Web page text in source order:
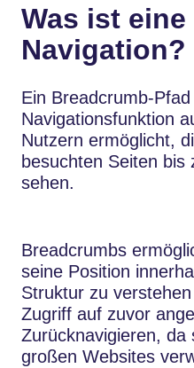
Was ist
Navigation?
Ein Breadcrumb-
Navigationsfunktion
Nutzern ermöglicht,
besuchten Seiten bis
sehen.
Breadcrumbs
seine Position
Struktur zu
Zugriff auf zuvor
Zurücknavigieren, da
großen Websites